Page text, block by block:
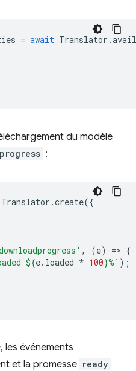
= await Translator .
du modèle
:
Translator .create({
, (e) => {
${e. loaded * 100}%` );
les événements
et la promesse ready